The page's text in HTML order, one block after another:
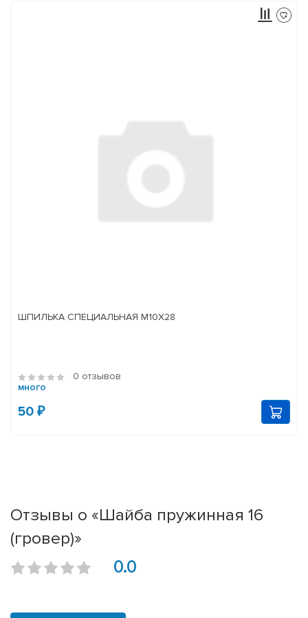
ШПИЛЬКА СПЕЦИАЛЬНАЯ М10Х28
0 отзывов
много
50 ₽
Отзывы о «Шайба пружинная 16
(гровер)»
0.0